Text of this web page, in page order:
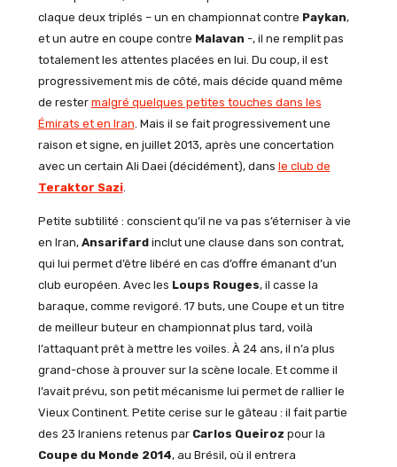
claque deux triplés – un en championnat contre Paykan,
et un autre en coupe contre Malavan -, il ne remplit pas
totalement les attentes placées en lui. Du coup, il est
progressivement mis de côté, mais décide quand même
de rester malgré quelques petites touches dans les
Émirats et en Iran. Mais il se fait progressivement une
raison et signe, en juillet 2013, après une concertation
avec un certain Ali Daei (décidément), dans le club de
Teraktor Sazi.
Petite subtilité : conscient qu’il ne va pas s’éterniser à vie
en Iran, Ansarifardinclut une clause dans son contrat,
qui lui permet d’être libéré en cas d’offre émanant d’un
club européen. Avec les Loups Rouges, il casse la
baraque, comme revigoré. 17 buts, une Coupe et un titre
de meilleur buteur en championnat plus tard, voilà
l’attaquant prêt à mettre les voiles. À 24 ans, il n’a plus
grand-chose à prouver sur la scène locale. Et comme il
l’avait prévu, son petit mécanisme lui permet de rallier le
Vieux Continent. Petite cerise sur le gâteau : il fait partie
des 23 Iraniens retenus par Carlos Queiroz pour la
Coupe du Monde 2014, au Brésil, où il entrera